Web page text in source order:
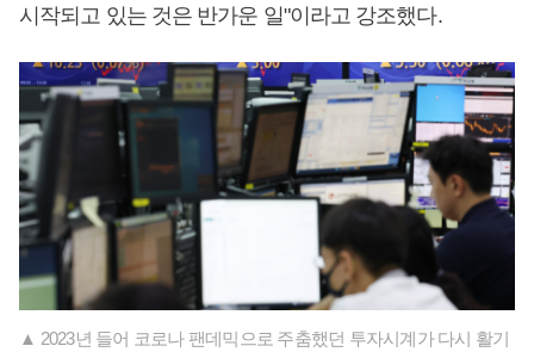
시작되고 있는 것은 반가운 일"이라고 강조했다.
▲ 2023년 들어 코로나 팬데믹으로 주춤했던 투자시계가 다시 활기